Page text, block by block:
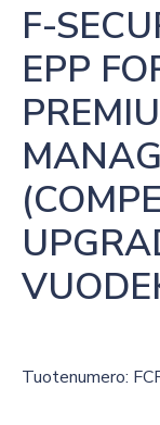
F-
EPP
Tuotenumero: